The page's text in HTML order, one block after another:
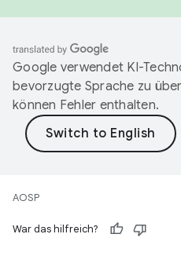
Google verwendet KI-
bevorzugte Sprache zu
können Fehler enthalten.
AOSP
War das hilfreich?